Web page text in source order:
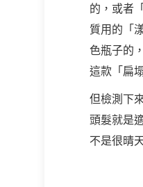
的，或者
質用的「
色瓶子的
這款「扁
但檢測下
頭髮就是
不是很晴